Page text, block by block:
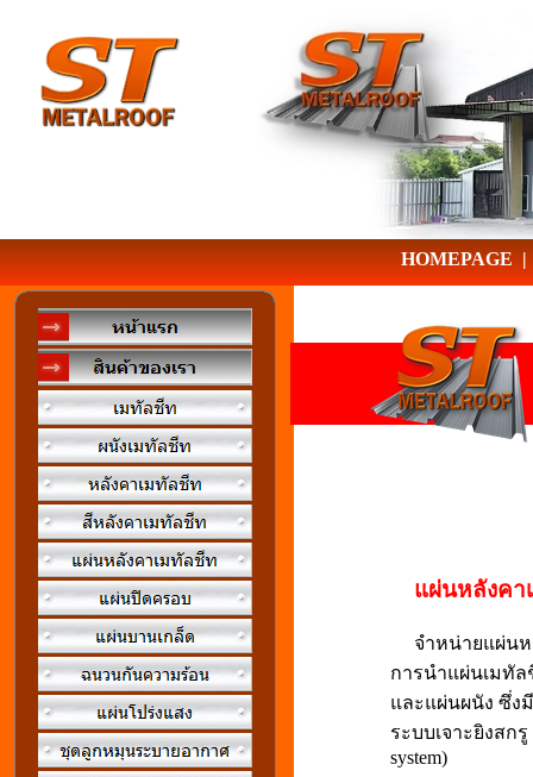
HOMEPAGE
แผ่นหลังคา
จำหน่ายแผ่นหลั
การนำแผ่นเมทั
และแผ่นผนัง ซึ่ง
ระบบเจาะยิงสกรู
system)